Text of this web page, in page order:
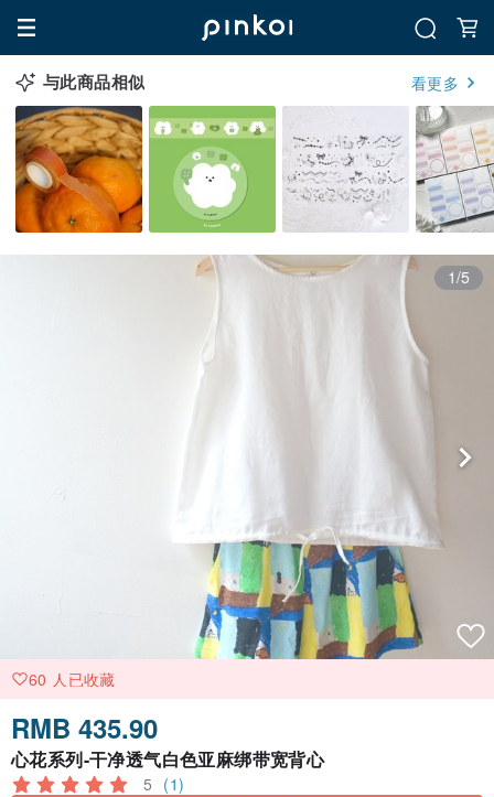
与此商品相似 看更多
1/5
60 人已收藏
RMB 435.90
心花系列-干净透气白色亚麻绑带宽背心
5 (1)